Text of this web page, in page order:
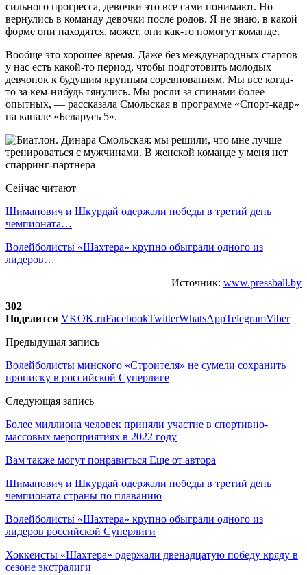
сильного прогресса, девочки это все сами понимают. Но
вернулись в команду девочки после родов. Я не знаю, в какой
форме они находятся, может, они как-то помогут команде.
Вообще это хорошее время. Даже без международных стартов
у нас есть какой-то период, чтобы подготовить молодых
девчонок к будущим крупным соревнованиям. Мы все когда-
то за кем-нибудь тянулись. Мы росли за спинами более
опытных, — рассказала Смольская в программе «Спорт-кадр»
на канале «Беларусь 5».
Сейчас читают
Шиманович и Шкурдай одержали победы в третий день
чемпионата…
Волейболисты «Шахтера» крупно обыграли одного из
лидеров…
Источник: www.pressball.by
302
Поделится VKOK.ruFacebookTwitterWhatsAppTelegramViber
Предыдущая запись
Волейболисты минского «Строителя» не сумели сохранить
прописку в российской Суперлиге
Следующая запись
Более миллиона человек приняли участие в спортивно-
массовых мероприятиях в 2022 году
Вам также могут понравиться Еще от автора
Шиманович и Шкурдай одержали победы в третий день
чемпионата страны по плаванию
Волейболисты «Шахтера» крупно обыграли одного из
лидеров российской Суперлиги
Хоккеисты «Шахтера» одержали двенадцатую победу кряду в
сезоне экстралиги